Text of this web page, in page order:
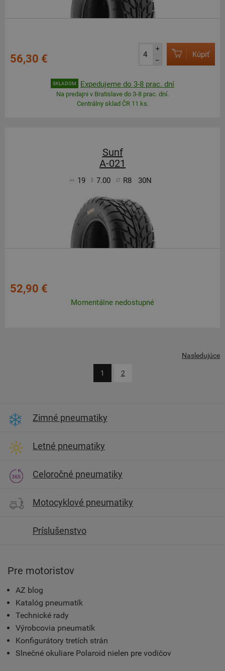
56,30 €
+
–
Kúpiť
SKLADOM Expedujeme do 3-8 prac. dní
Na predajni v Bratislave do 3-8 prac. dní.
Centrálny sklad ČR 11 ks.
Sunf
A-021
19 7.00 R8 30N
52,90 €
Momentálne nedostupné
1 2
Nasledujúce
Zimné pneumatiky
Letné pneumatiky
Celoročné pneumatiky
Motocyklové pneumatiky
Príslušenstvo
Pre motoristov
AZ blog
Katalóg pneumatík
Technické rady
Výrobcovia pneumatík
Konfigurátory tretích strán
Slnečné okuliare Polaroid nielen pre vodičov